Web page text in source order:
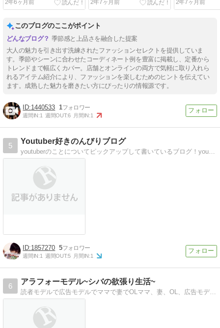
2年6ヶ月前 2年7ヶ月前 2年7ヶ月前
このブログのここがポイント
季節感と上品さを融合した提案
大人の魅力を引き出す洗練されたファッションセレクトを提供していま
す。季節やシーンに合わせたコーディネート例を豊富に掲載し、定番から
トレンドまで幅広くカバー。店舗とオンラインの両方で気軽に取り入れら
れるアイテム紹介により、ファッションを楽しむためのヒントを伝えてい
ます。成熟した魅力を磨きたい方にぴったりの情報源です。
1440533 1
週間IN:1 週間OUT:6 月間IN:1
5
Youtuber好きのんびりブログ
youtuberのことについてピックアップして書いているブログ！youtuberの中でもマホト、サグワなど。読者登録待っています！！
1857270 5
週間IN:1 週間OUT:5 月間IN:1
6
アラフォーモデル~シバの欲張り生活~
読者モデルで広告モデルでママで妻でOLママ、妻、OL、広告モデル。一度きりの人生。毎日あっという間だからこそ、やり